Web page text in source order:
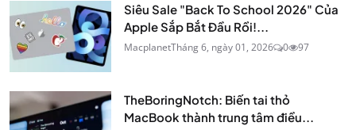
Siêu Sale "Back To School 2026" Của
Apple Sắp Bắt Đầu Rồi!...
MacplanetTháng 6, ngày 01, 2026 0 97
TheBoringNotch: Biến tai thỏ
MacBook thành trung tâm điều...